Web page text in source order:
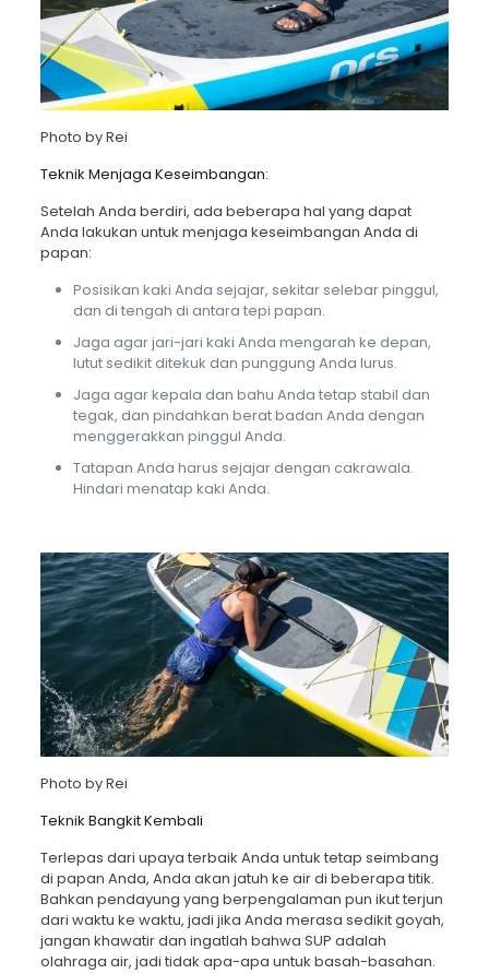
Photo byRei
Teknik Menjaga Keseimbangan:
Setelah Anda berdiri, ada beberapa hal yang dapat
Anda lakukan untuk menjaga keseimbangan Anda di
papan:
Posisikan kaki Anda sejajar, sekitar selebar pinggul,
dan di tengah di antara tepi papan.
Jaga agar jari-jari kaki Anda mengarah ke depan,
lutut sedikit ditekuk dan punggung Anda lurus.
Jaga agar kepala dan bahu Anda tetap stabil dan
tegak, dan pindahkan berat badan Anda dengan
menggerakkan pinggul Anda.
Tatapan Anda harus sejajar dengan cakrawala.
Hindari menatap kaki Anda.
Photo byRei
Teknik Bangkit Kembali
Terlepas dari upaya terbaik Anda untuk tetap seimbang
di papan Anda, Anda akan jatuh ke air di beberapa titik.
Bahkan pendayung yang berpengalaman pun ikut terjun
dari waktu ke waktu, jadi jika Anda merasa sedikit goyah,
jangan khawatir dan ingatlah bahwa SUP adalah
olahraga air, jadi tidak apa-apa untuk basah-basahan.